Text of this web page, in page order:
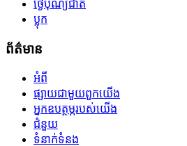
ថ្ងៃបុណ្យជាតិ
ប្លុក
ព័ត៌មាន
អំពី
ផ្សាយជាមួយពួកយើង
អ្នកឧបត្ថម្ភរបស់យើង
ជំនួយ
ទំនាក់ទំនង